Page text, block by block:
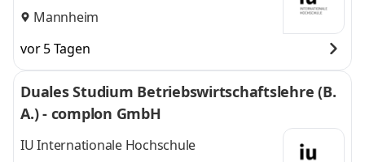
Mannheim
vor 5 Tagen
Duales Studium Betriebswirtschaftslehre (B.
A.) - complon GmbH
IU Internationale Hochschule